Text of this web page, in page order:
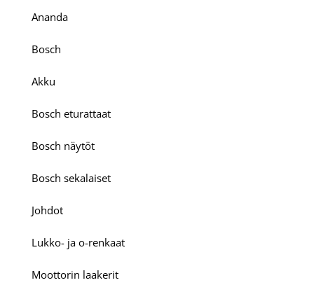
Ananda
Bosch
Akku
Bosch eturattaat
Bosch näytöt
Bosch sekalaiset
Johdot
Lukko- ja o-renkaat
Moottorin laakerit